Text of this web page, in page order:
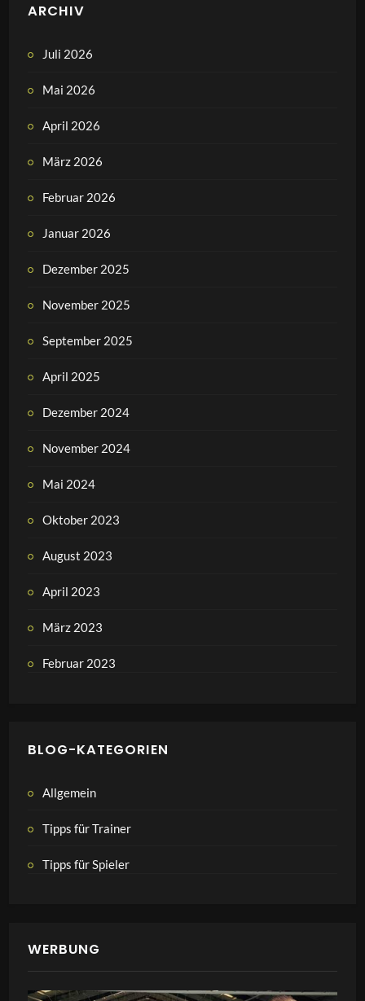
ARCHIV
Juli 2026
Mai 2026
April 2026
März 2026
Februar 2026
Januar 2026
Dezember 2025
November 2025
September 2025
April 2025
Dezember 2024
November 2024
Mai 2024
Oktober 2023
August 2023
April 2023
März 2023
Februar 2023
BLOG-KATEGORIEN
Allgemein
Tipps für Trainer
Tipps für Spieler
WERBUNG